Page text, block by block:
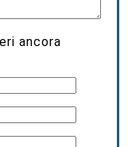
ancora